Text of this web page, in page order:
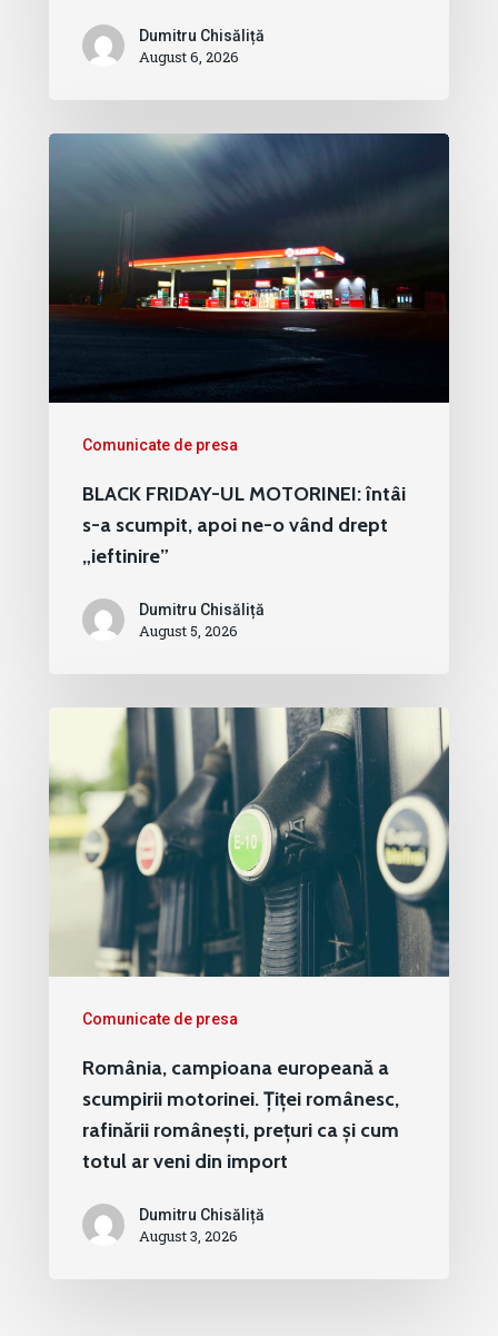
Dumitru Chisăliță
August 6, 2026
Comunicate de presa
BLACK FRIDAY-UL MOTORINEI: întâi
s-a scumpit, apoi ne-o vând drept
„ieftinire”
Dumitru Chisăliță
August 5, 2026
Comunicate de presa
România, campioana europeană a
scumpirii motorinei. Țiței românesc,
rafinării românești, prețuri ca și cum
totul ar veni din import
Dumitru Chisăliță
August 3, 2026